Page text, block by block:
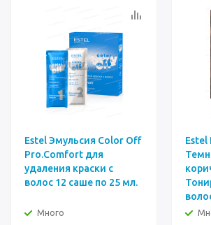
Estel Эмульсия Color Off
Pro.Comfort для
удаления краски с
волос 12 саше по 25 мл.
Много
Estel